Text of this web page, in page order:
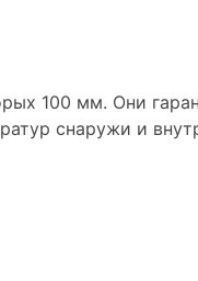
100 мм. Они
снаружи и